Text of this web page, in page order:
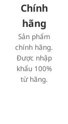
Chính
hãng
Sản phẩm
chính hãng.
Được nhập
khẩu 100%
từ hãng.